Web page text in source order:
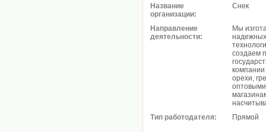
Название
организации:
Снек
Направление
деятельности:
Мы
создаем
орехи,
Тип работодателя:
Прямой